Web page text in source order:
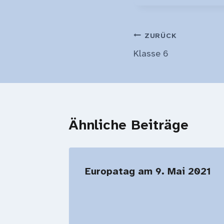
ZURÜCK
Klasse 6
Ähnliche Beiträge
Europatag am 9. Mai 2021